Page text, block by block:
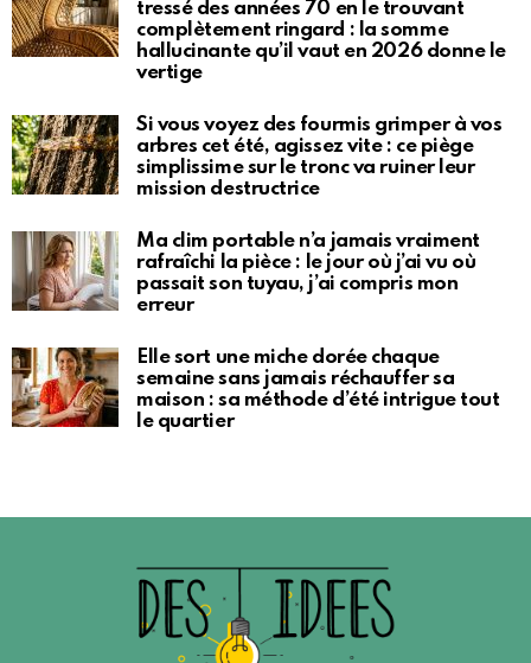
tressé des années 70 en le trouvant
complètement ringard : la somme
hallucinante qu’il vaut en 2026 donne le
vertige
Si vous voyez des fourmis grimper à vos
arbres cet été, agissez vite : ce piège
simplissime sur le tronc va ruiner leur
mission destructrice
Ma clim portable n’a jamais vraiment
rafraîchi la pièce : le jour où j’ai vu où
passait son tuyau, j’ai compris mon
erreur
Elle sort une miche dorée chaque
semaine sans jamais réchauffer sa
maison : sa méthode d’été intrigue tout
le quartier